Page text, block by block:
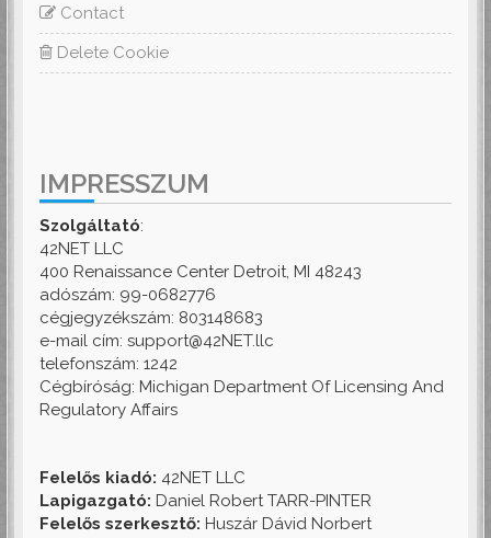
Contact
Delete Cookie
IMPRESSZUM
Szolgáltató:
42NET LLC
400 Renaissance Center Detroit, MI 48243
adószám: 99-0682776
cégjegyzékszám: 803148683
e-mail cím: support@42NET.llc
telefonszám: 1242
Cégbíróság: Michigan Department Of Licensing And
Regulatory Affairs
Felelős kiadó: 42NET LLC
Lapigazgató: Daniel Robert TARR-PINTER
Felelős szerkesztő: Huszár Dávid Norbert